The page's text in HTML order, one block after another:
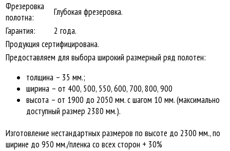
Фрезеровка
полотна:
Глубокая фрезеровка.
Гарантия:
2 года.
Продукция сертифицирована.
Предоставляем для выбора широкий размерный ряд полотен:
толщина – 35 мм.;
ширина – от 400, 500, 550, 600, 700, 800, 900
высота – от 1900 до 2050 мм. с шагом 10 мм. (максимально
доступный размер 2380 мм.).
Изготовление нестандартных размеров по высоте до 2300 мм., по
ширине до 950 мм./пленка со всех сторон + 30%